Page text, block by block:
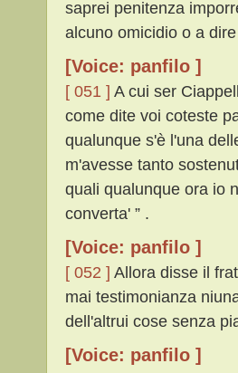
saprei penitenza
alcuno omicidio o a
[Voice: panfilo ]
[ 051 ] A cui ser
come dite voi coteste
qualunque s'è l'una
m'avesse tanto
quali qualunque ora io
converta' ” .
[Voice: panfilo ]
[ 052 ] Allora disse il
mai testimonianza
dell'altrui cose senza
[Voice: panfilo ]